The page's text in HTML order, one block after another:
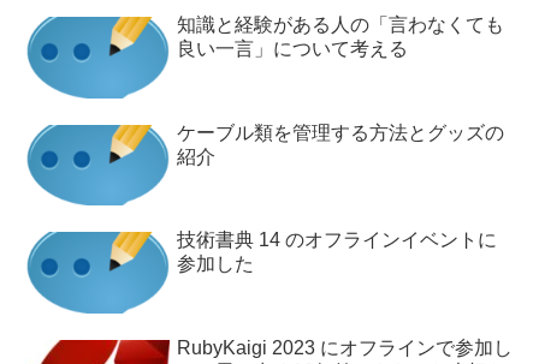
知識と経験がある人の「言わなくても
良い一言」について考える
ケーブル類を管理する方法とグッズの
紹介
技術書典 14 のオフラインイベントに
参加した
RubyKaigi 2023 にオフラインで参加し